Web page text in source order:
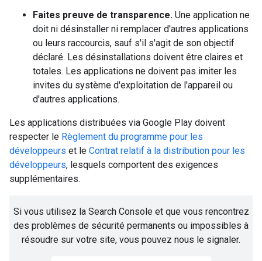
Faites preuve de transparence. Une application ne
doit ni désinstaller ni remplacer d'autres applications
ou leurs raccourcis, sauf s'il s'agit de son objectif
déclaré. Les désinstallations doivent être claires et
totales. Les applications ne doivent pas imiter les
invites du système d'exploitation de l'appareil ou
d'autres applications.
Les applications distribuées via Google Play doivent
respecter le Règlement du programme pour les
développeurs et le Contrat relatif à la distribution pour les
développeurs, lesquels comportent des exigences
supplémentaires.
Si vous utilisez la Search Console et que vous rencontrez
des problèmes de sécurité permanents ou impossibles à
résoudre sur votre site, vous pouvez nous le signaler.